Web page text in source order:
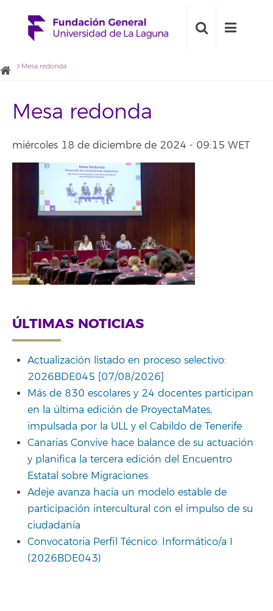
Mesa redonda
Mesa redonda
miércoles 18 de diciembre de 2024 - 09:15 WET
ÚLTIMAS NOTICIAS
Actualización listado en proceso selectivo:
2026BDE045 [07/08/2026]
Más de 830 escolares y 24 docentes participan
en la última edición de ProyectaMates,
impulsada por la ULL y el Cabildo de Tenerife
Canarias Convive hace balance de su actuación
y planifica la tercera edición del Encuentro
Estatal sobre Migraciones
Adeje avanza hacia un modelo estable de
participación intercultural con el impulso de su
ciudadanía
Convocatoria Perfil Técnico: Informático/a I
(2026BDE043)